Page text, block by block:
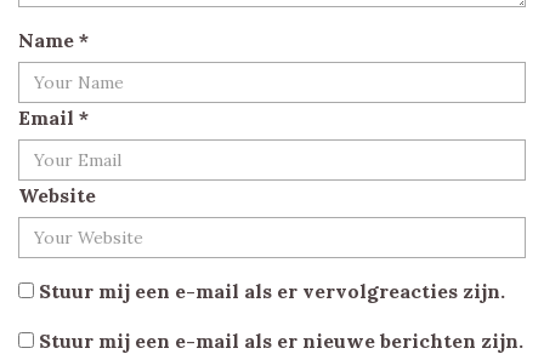
Name *
Email *
Website
Stuur mij een e-mail als er vervolgreacties zijn.
Stuur mij een e-mail als er nieuwe berichten zijn.